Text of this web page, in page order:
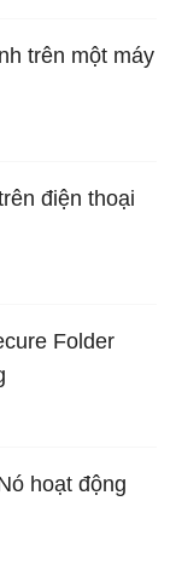
trên một máy
điện thoại
Folder
hoạt động